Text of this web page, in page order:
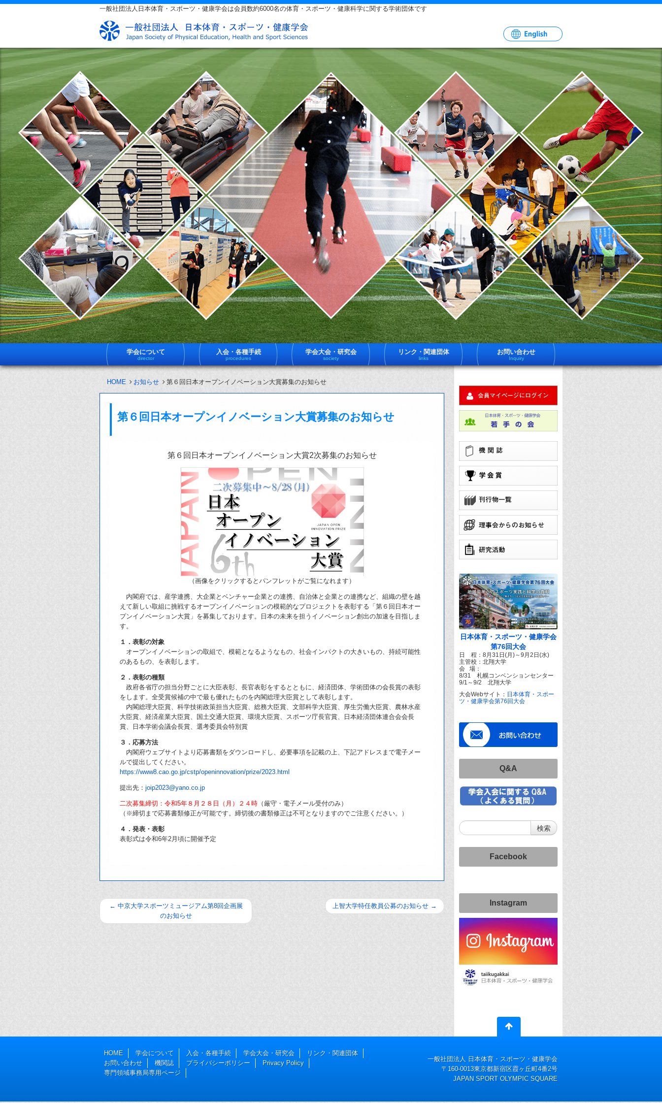
一般社団法人日本体育・スポーツ・健康学会は会員数約6000名の体育・スポーツ・健康科学に関する学術団体です
体
ス
一
社
法
日
体
育
ス
ー
ツ
健
学
は
員
約
育
学会について
director
入会・各種手続
procedures
学会大会・研究会
society
リンク・関連団体
links
お問い合わせ
Inquiry
HOME お知らせ 第６回日本オープンイノベーション大賞募集のお知らせ
第６回日本オープンイノベーション大賞募集のお知らせ
第６回日本オープンイノベーション大賞2次募集のお知らせ
（画像をクリックするとパンフレットがご覧になれます）
内閣府では、産学連携、大企業とベンチャー企業との連携、自治体と企業との連携など、組織の壁を越
えて新しい取組に挑戦するオープンイノベーションの模範的なプロジェクトを表彰する「第６回日本オー
プンイノベーション大賞」を募集しております。日本の未来を担うイノベーション創出の加速を目指しま
す。
１．表彰の対象
オープンイノベーションの取組で、模範となるようなもの、社会インパクトの大きいもの、持続可能性
のあるもの、を表彰します。
２．表彰の種類
政府各省庁の担当分野ごとに大臣表彰、長官表彰をするとともに、経済団体、学術団体の会長賞の表彰
をします。全受賞候補の中で最も優れたものを内閣総理大臣賞として表彰します。
内閣総理大臣賞、科学技術政策担当大臣賞、総務大臣賞、文部科学大臣賞、厚生労働大臣賞、農林水産
大臣賞、経済産業大臣賞、国土交通大臣賞、環境大臣賞、スポーツ庁長官賞、日本経済団体連合会会長
賞、日本学術会議会長賞、選考委員会特別賞
３．応募方法
内閣府ウェブサイトより応募書類をダウンロードし、必要事項を記載の上、下記アドレスまで電子メー
ルで提出してください。
https://www8.cao.go.jp/cstp/openinnovation/prize/2023.html
提出先： joip2023@yano.co.jp
二次募集締切：令和5年８月２８日（月）２４時 （厳守・電子メール受付のみ）
（※締切まで応募書類修正が可能です。締切後の書類修正は不可となりますのでご注意ください。）
４．発表・表彰
表彰式は令和6年2月頃に開催予定
← 中京大学スポーツミュージアム第8回企画展
のお知らせ
上智大学特任教員公募のお知らせ →
日本体育・スポーツ・健康学会
第76回大会
日 程：8月31日(月)～9月2日(水)
主管校：北翔大学
会 場：
8/31 札幌コンベンションセンター
9/1～9/2 北翔大学
大会Webサイト： 日本体育・スポー
ツ・健康学会第76回大会
Q&A
Facebook
Instagram
HOME 学会について 入会・各種手続 学会大会・研究会
リンク・関連団体
お問い合わせ
機関誌 プライバシーポリシー
Privacy Policy
専門領域事務局専用ページ
一般社団法人 日本体育・スポーツ・健康学会
〒160-0013東京都新宿区霞ヶ丘町4番2号
JAPAN SPORT OLYMPIC SQUARE